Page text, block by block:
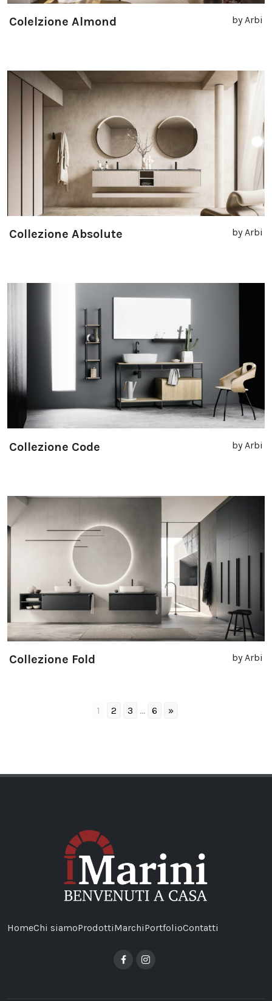
Colelzione Almond by Arbi
Collezione Absolute by Arbi
Collezione Code by Arbi
Collezione Fold by Arbi
1 2 3 ... 6 »
HomeChi siamoProdottiMarchiPortfolioContatti